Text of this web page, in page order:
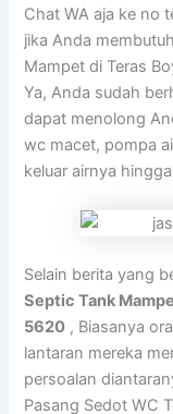
Chat WA aja ke no
jika Anda
Mampet di Teras
Ya, Anda sudah
dapat menolong
wc macet, pompa
keluar airnya
Selain berita yang
Septic Tank
5620 , Biasanya
lantaran mereka
persoalan
Pasang Sedot WC